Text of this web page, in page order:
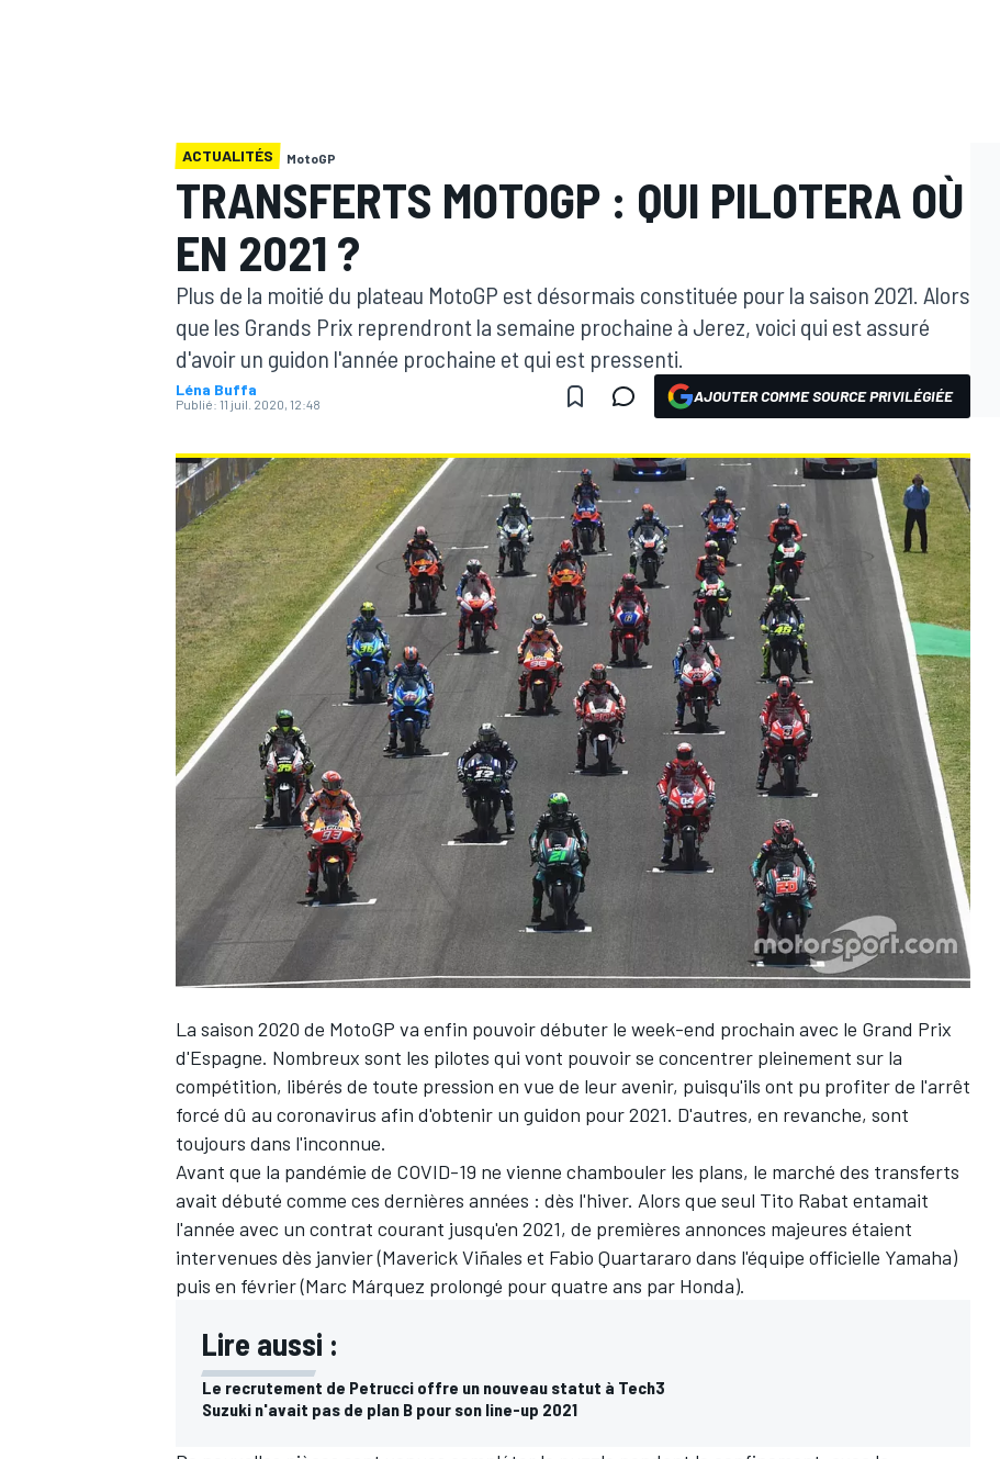
MOTOGP
WRC
WEC
ACTUALITÉS MotoGP
TRANSFERTS MOTOGP : QUI PILOTERA OÙ
EN 2021 ?
Plus de la moitié du plateau MotoGP est désormais constituée pour la saison 2021. Alors
que les Grands Prix reprendront la semaine prochaine à Jerez, voici qui est assuré
d'avoir un guidon l'année prochaine et qui est pressenti.
Léna Buffa
Publié: 11 juil. 2020, 12:48 AJOUTER COMME SOURCE PRIVILÉGIÉE
La saison 2020 de MotoGP va enfin pouvoir débuter le week-end prochain avec le Grand Prix
d'Espagne. Nombreux sont les pilotes qui vont pouvoir se concentrer pleinement sur la
compétition, libérés de toute pression en vue de leur avenir, puisqu'ils ont pu profiter de l'arrêt
forcé dû au coronavirus afin d'obtenir un guidon pour 2021. D'autres, en revanche, sont
toujours dans l'inconnue.
Avant que la pandémie de COVID-19 ne vienne chambouler les plans, le marché des transferts
avait débuté comme ces dernières années : dès l'hiver. Alors que seul Tito Rabat entamait
l'année avec un contrat courant jusqu'en 2021, de premières annonces majeures étaient
intervenues dès janvier (Maverick Viñales et Fabio Quartararo dans l'équipe officielle Yamaha)
puis en février (Marc Márquez prolongé pour quatre ans par Honda).
Lire aussi :
Le recrutement de Petrucci offre un nouveau statut à Tech3
Suzuki n'avait pas de plan B pour son line-up 2021